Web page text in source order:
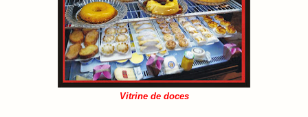
Vitrine de doces